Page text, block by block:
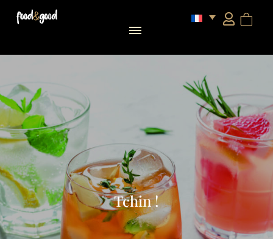
Tchin !